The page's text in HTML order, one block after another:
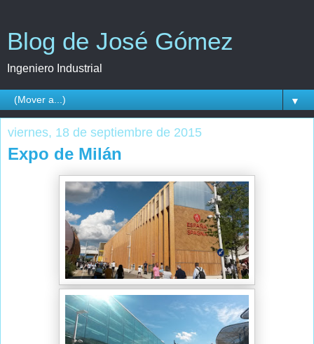
Blog de José Gómez
Ingeniero Industrial
▼
viernes, 18 de septiembre de 2015
Expo de Milán